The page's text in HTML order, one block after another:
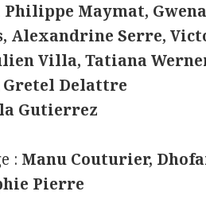
Maymat,
Alexandrine Serre,
Villa, Tatiana
Gretel Delattre
Gutierrez
: Manu Couturier,
Pierre